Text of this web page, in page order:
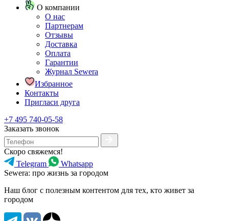
О компании
О нас
Партнерам
Отзывы
Доставка
Оплата
Гарантии
Журнал Sewera
Избранное
Контакты
Пригласи друга
+7 495 740-05-58
Заказать звонок
Скоро свяжемся!
Telegram
Whatsapp
Sewera: про жизнь за городом
Наш блог c полезным контентом для тех, кто живет за
городом